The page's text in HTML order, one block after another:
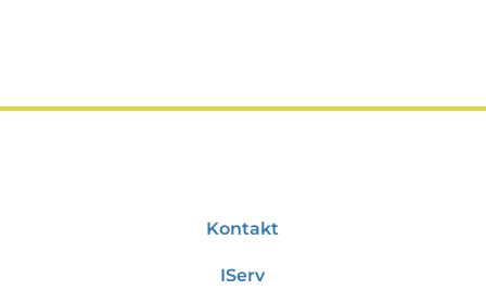
Kontakt
IServ